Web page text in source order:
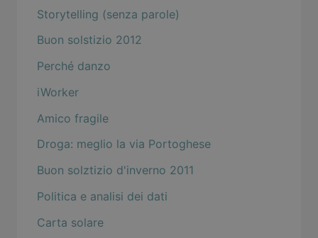
Storytelling (senza parole)
Buon solstizio 2012
Perché danzo
iWorker
Amico fragile
Droga: meglio la via Portoghese
Buon solztizio d'inverno 2011
Politica e analisi dei dati
Carta solare